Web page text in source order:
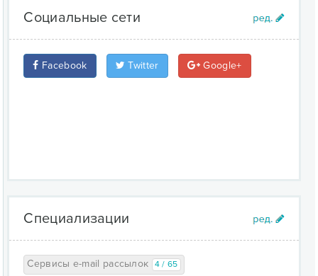
Социальные сети
Facebook Twitter Google+
Специализации
Сервисы e-mail рассылок 4 / 65